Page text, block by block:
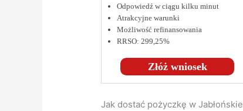
Złóż wniosek
Odpowiedź w ciągu kilku minut
Atrakcyjne warunki
Możliwość refinansowania
RRSO: 299,25%
Jak dostać pożyczkę w Jabłońskie